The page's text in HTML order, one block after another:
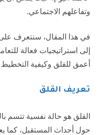
وتفاعلهم الاجتماعي.
في هذا المقال، سنتعرف على
إلى استراتيجيات فعالة
أعمق للقلق وكيفية التخطيط
تعريف القلق
القلق هو حالة نفسية تتسم
حول أحداث المستقبل، كما